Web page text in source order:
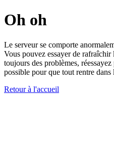
Oh oh
Le serveur se comporte
Vous pouvez essayer de
toujours des problèmes,
possible pour que tout rentre dans
Retour à l'accueil